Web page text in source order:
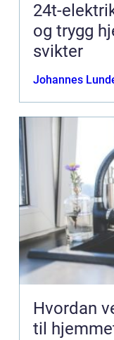
24t-
og trygg
svikter
Johannes
Hvordan
til